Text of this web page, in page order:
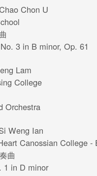
Chon U
3 in B minor, Op. 61
Lam
College
Orchestra
Weng Ian
Canossian College -
曲
in D minor